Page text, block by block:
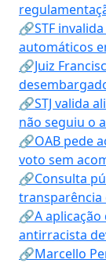
🔗STF
automáticos
🔗Juiz
🔗STJ valida
não seguiu o
🔗OAB pede
voto sem
🔗Consulta
🔗A aplicação
antirracista
🔗Marcello